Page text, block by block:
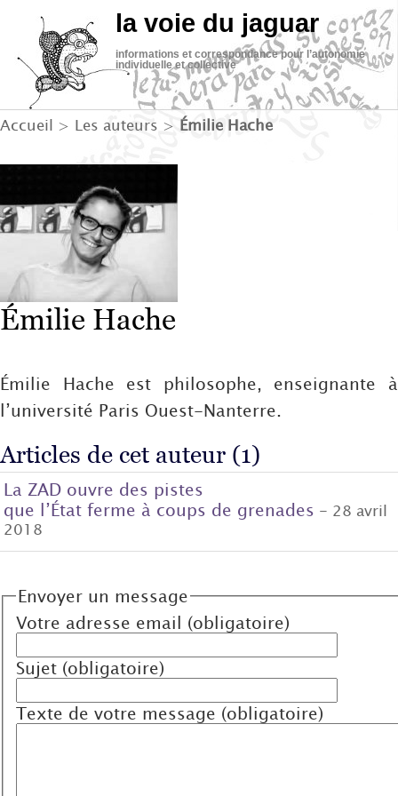
la voie du jaguar
informations et correspondance pour l’autonomie
individuelle et collective
Accueil > Les auteurs > Émilie Hache
Émilie Hache
Émilie Hache est philosophe, enseignante à
l’université Paris Ouest-Nanterre.
Articles de cet auteur (1)
La ZAD ouvre des pistes
que l’État ferme à coups de grenades - 28 avril
2018
Envoyer un message
Votre adresse email (obligatoire)
Sujet (obligatoire)
Texte de votre message (obligatoire)